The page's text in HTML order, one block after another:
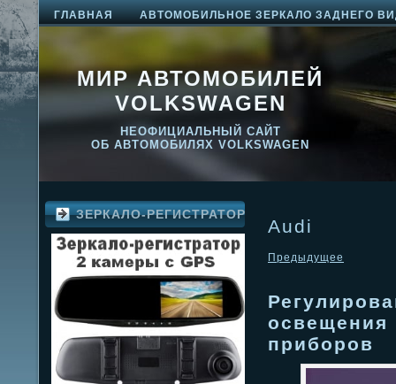
ГЛАВНАЯ АВТОМОБИЛЬНОЕ ЗЕРКАЛО ЗАДНЕГО
МИР АВТОМОБИЛЕЙ
VOLKSWAGEN
НЕОФИЦИАЛЬНЫЙ САЙТ
ОБ АВТОМОБИЛЯХ VOLKSWAGEN
ЗЕРКАЛО-РЕГИСТРАТОР
Audi
Предыдущее
освещения
приборов